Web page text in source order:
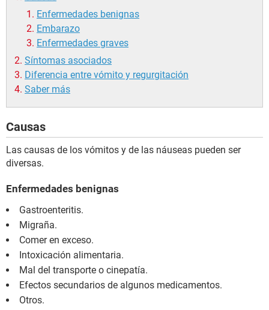
Enfermedades benignas
Embarazo
Enfermedades graves
Síntomas asociados
Diferencia entre vómito y regurgitación
Saber más
Causas
Las causas de los vómitos y de las náuseas pueden ser
diversas.
Enfermedades benignas
Gastroenteritis.
Migraña.
Comer en exceso.
Intoxicación alimentaria.
Mal del transporte o cinepatía.
Efectos secundarios de algunos medicamentos.
Otros.